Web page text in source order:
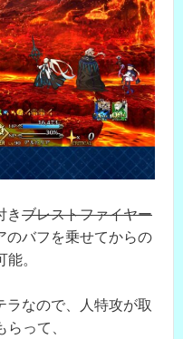
きブレストファイヤー
のバフを乗せてからの
。
ラなので、人特攻が取
って、